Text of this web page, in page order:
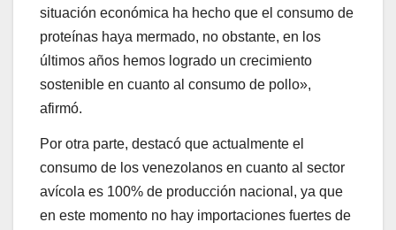
situación económica ha hecho que el consumo de
proteínas haya mermado, no obstante, en los
últimos años hemos logrado un crecimiento
sostenible en cuanto al consumo de pollo»,
afirmó.
Por otra parte, destacó que actualmente el
consumo de los venezolanos en cuanto al sector
avícola es 100% de producción nacional, ya que
en este momento no hay importaciones fuertes de